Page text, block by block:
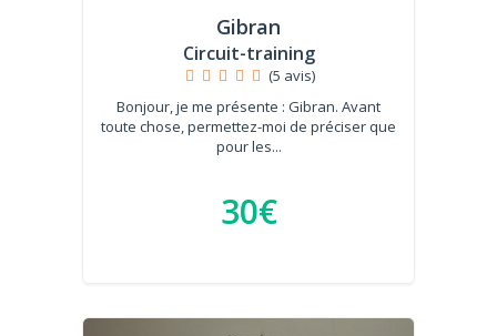
Gibran
Circuit-training
(5 avis)
Bonjour, je me présente : Gibran. Avant
toute chose, permettez-moi de préciser que
pour les...
30€